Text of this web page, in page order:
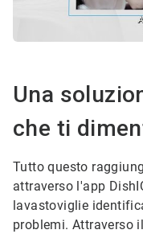
Una
che ti
Tutto questo
attraverso l'app
lavastoviglie
problemi. Attraverso